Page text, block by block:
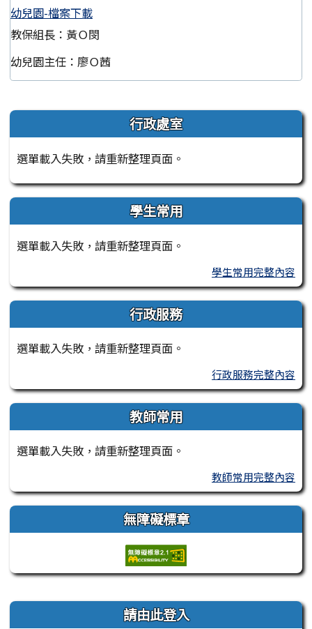
幼兒園-檔案下載
教保組長：黃Ｏ閔
幼兒園主任：廖Ｏ茜
左邊區域內容 行政處室
選單載入失敗，請重新整理頁面。
學生常用
選單載入失敗，請重新整理頁面。
學生常用完整內容
行政服務
選單載入失敗，請重新整理頁面。
行政服務完整內容
教師常用
選單載入失敗，請重新整理頁面。
教師常用完整內容
無障礙標章
右邊區域內容 請由此登入